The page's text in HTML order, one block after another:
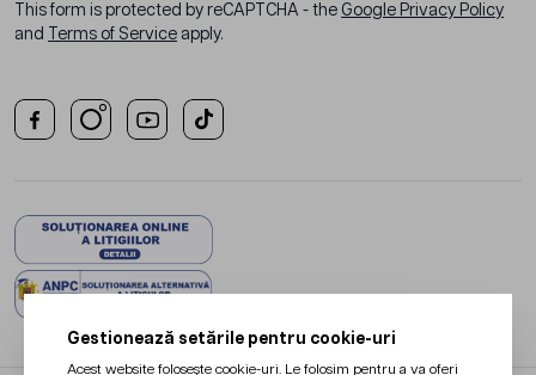
This form is protected by reCAPTCHA - the Google Privacy Policy
and
Terms of Service apply.
Gestionează setările pentru cookie-uri
Acest website folosește cookie-uri. Le folosim pentru a va oferi